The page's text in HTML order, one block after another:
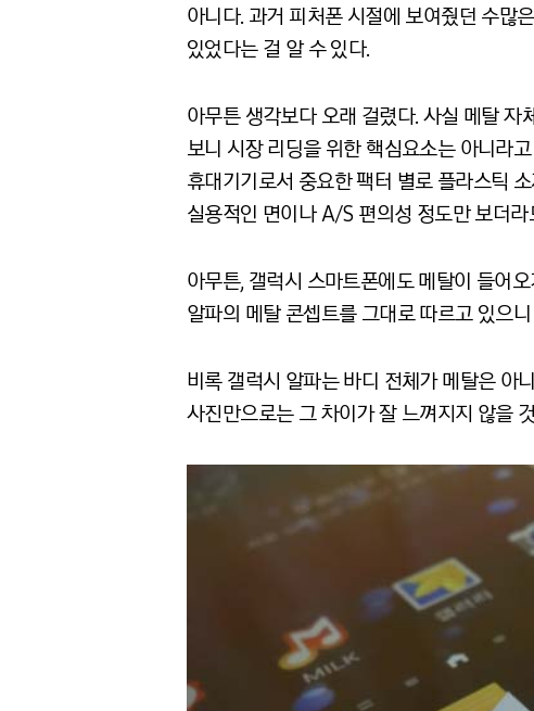
아니다. 과거 피처폰 시절에 보여줬던 수많
있었다는 걸 알 수 있다.
아무튼 생각보다 오래 걸렸다. 사실 메탈
보니 시장 리딩을 위한 핵심요소는 아니라
휴대기기로서 중요한 팩터 별로 플라스틱
실용적인 면이나 A/S 편의성 정도만 보더라
아무튼, 갤럭시 스마트폰에도 메탈이 들어
알파의 메탈 콘셉트를 그대로 따르고 있으
비록 갤럭시 알파는 바디 전체가 메탈은 아
사진만으로는 그 차이가 잘 느껴지지 않을